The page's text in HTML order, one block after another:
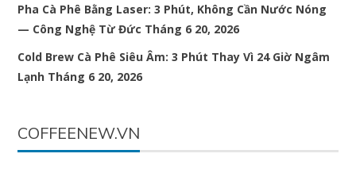
Pha Cà Phê Bằng Laser: 3 Phút, Không Cần Nước Nóng
— Công Nghệ Từ Đức Tháng 6 20, 2026
Cold Brew Cà Phê Siêu Âm: 3 Phút Thay Vì 24 Giờ Ngâm
Lạnh Tháng 6 20, 2026
COFFEENEW.VN